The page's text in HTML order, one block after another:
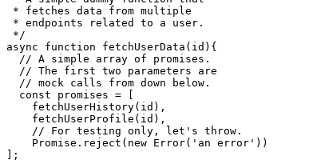
/**
* A simple dummy function that
* fetches data from multiple
* endpoints related to a user.
*/
async function fetchUserData(id){
  // A simple array of promises.
  // The first two parameters are
  // mock calls from down below.
  const promises = [
    fetchUserHistory(id),
    fetchUserProfile(id),